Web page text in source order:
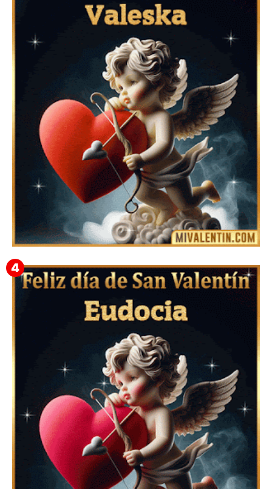
Mensajes Tarjetas y GiF de San Valentín para Amigas
Feliz San Valentín Valeska